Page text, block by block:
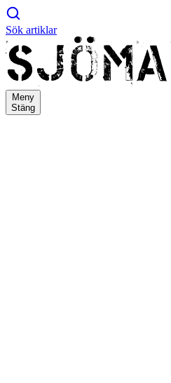
Sök artiklar
Meny
Stäng